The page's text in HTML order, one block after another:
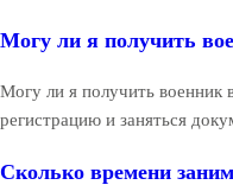
Могу ли я получить
Могу ли я получить военник
регистрацию и заняться
Сколько времени